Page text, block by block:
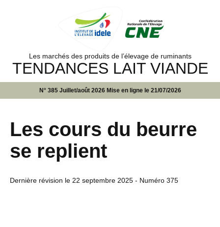
Les marchés des produits de l’élevage de ruminants
TENDANCES LAIT VIANDE
N° 385 Juillet/août 2026 Mise en ligne le 21/07/2026
Les cours du beurre
se replient
Dernière révision le 22 septembre 2025 - Numéro 375